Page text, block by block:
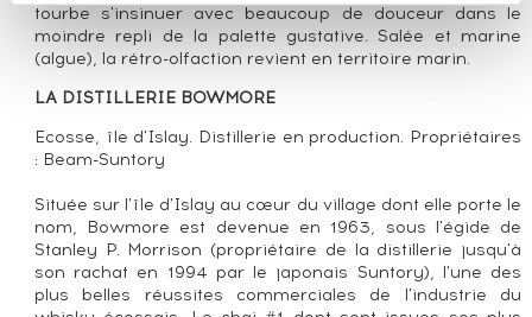
tourbe s'insinuer avec beaucoup de douceur dans le
moindre repli de la palette gustative. Salée et marine
(algue), la rétro-olfaction revient en territoire marin.
LA DISTILLERIE BOWMORE
Ecosse, île d'Islay. Distillerie en production. Propriétaires
: Beam-Suntory
Située sur l'île d'Islay au cœur du village dont elle porte le
nom, Bowmore est devenue en 1963, sous l'égide de
Stanley P. Morrison (propriétaire de la distillerie jusqu'à
son rachat en 1994 par le japonais Suntory), l'une des
plus belles réussites commerciales de l'industrie du